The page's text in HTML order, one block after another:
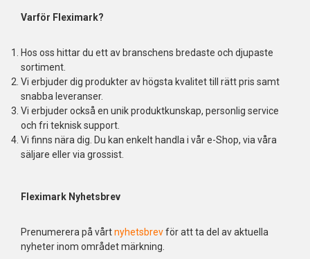
Varför Fleximark?
Hos oss hittar du ett av branschens bredaste och djupaste
sortiment.
Vi erbjuder dig produkter av högsta kvalitet till rätt pris samt
snabba leveranser.
Vi erbjuder också en unik produktkunskap, personlig service
och fri teknisk support.
Vi finns nära dig. Du kan enkelt handla i vår e-Shop, via våra
säljare eller via grossist.
Fleximark Nyhetsbrev
Prenumerera på vårtnyhetsbrevför att ta del av aktuella
nyheter inom området märkning.